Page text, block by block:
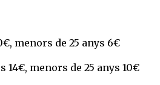
menors de 25 anys 6€
14€, menors de 25 anys 10€